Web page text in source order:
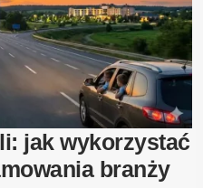
mieszkaniowych
to
nie
internet
–
siła
reklamy
jak wykorzystać
branży